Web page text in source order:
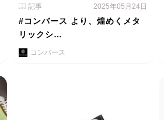
記事 2025年05月24日
#コンバース より、煌めくメタ
リックシ…
コンバース